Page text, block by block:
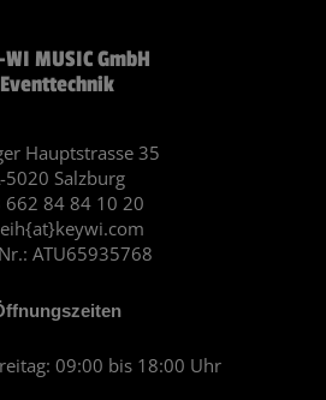
WI MUSIC GmbH
Eventtechnik
Hauptstrasse 35
5020 Salzburg
662 84 84 10 20
ATU65935768
09:00 bis 18:00 Uhr